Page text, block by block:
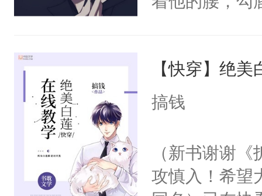
来，给老公
用力——为你
【快穿】绝
搞钱
（新书谢谢
攻慎入！希望